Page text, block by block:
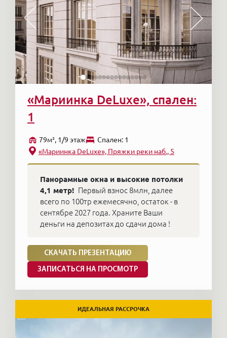
«Мариинка DeLuxe», спален:
1
79м², 1/9 этаж
Cпален: 1
«Мариинка DeLuxe», Пряжки реки наб., 5
Панорамные окна и высокие потолки
4,1 метр! Первый взнос 8млн, далее
всего по 100тр ежемесячно, остаток - в
сентябре 2027 года. Храните Ваши
деньги на депозитах до сдачи дома !
СКАЧАТЬ ПРЕЗЕНТАЦИЮ
ЗАПИСАТЬСЯ НА ПРОСМОТР
ИДЕАЛЬНАЯ РАССРОЧКА